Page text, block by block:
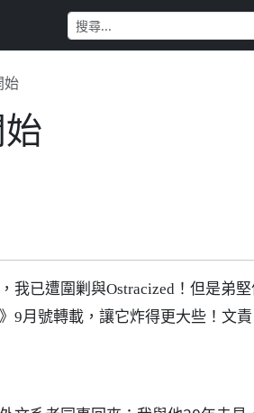
始
我已遭圍剿與Ostracized！但是弟
9月號轉載，讓它炸得更大些！文責